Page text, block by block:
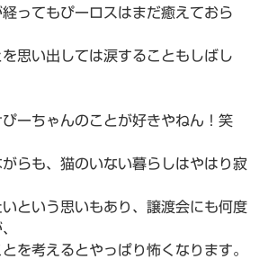
ってもぴーロスはまだ癒えておら
思い出しては涙することもしばし
ーちゃんのことが好きやねん！笑
らも、猫のいない暮らしはやはり寂
という思いもあり、譲渡会にも何度
を考えるとやっぱり怖くなります。